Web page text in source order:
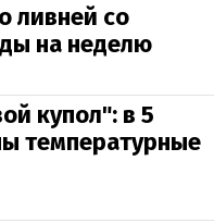
ливней со
на неделю
купол": в 5
температурные